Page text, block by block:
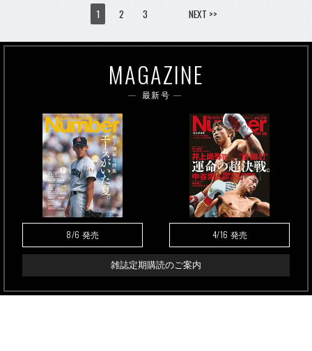
1 2 3 NEXT >>
MAGAZINE
最新号
8/6 発売 4/16 発売
雑誌定期購読のご案内